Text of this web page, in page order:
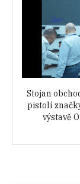
Stojan
pistolí
výstavě